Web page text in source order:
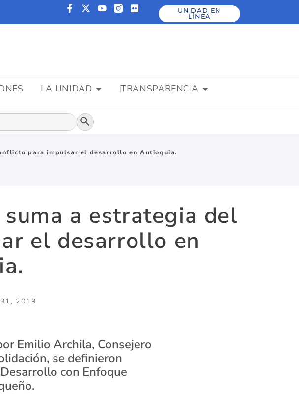
UNIDAD EN
LÍNEA
LA UNIDAD TRANSPARENCIA
Botón de búsqueda
para impulsar el desarrollo en Antioquia.
a estrategia del
el desarrollo en
2019
Emilio Archila, Consejero
se definieron
con Enfoque